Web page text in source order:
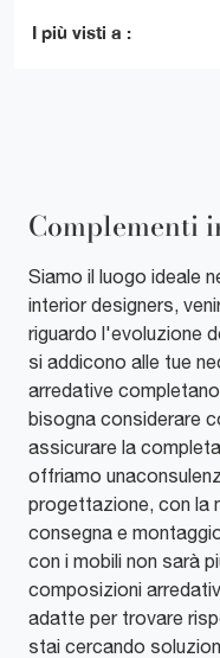
I più visti a :
Complementi
Siamo il luogo ideale
interior designers,
riguardo l'evoluzione
si addicono alle tue
arredative
bisogna considerare
assicurare la
offriamo
progettazione, con la
consegna e
con i mobili non sarà
composizioni
adatte per trovare
stai cercando